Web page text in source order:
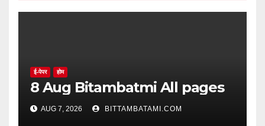
ई-पेपर होम
8 Aug Bitambatmi All pages
AUG 7, 2026 BITTAMBATAMI.COM